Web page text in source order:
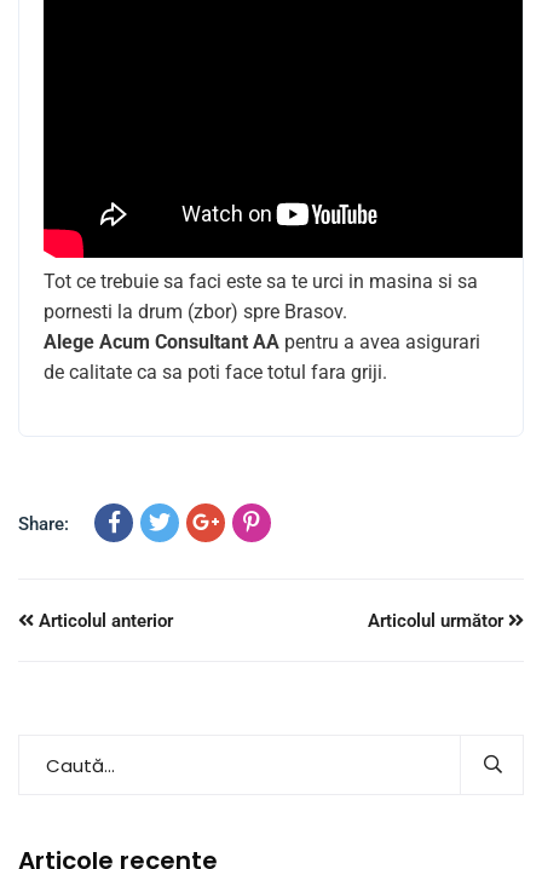
Tot ce trebuie sa faci este sa te urci in masina si sa
pornesti la drum (zbor) spre Brasov.
Alege Acum Consultant AA pentru a avea asigurari
de calitate ca sa poti face totul fara griji.
Share:
Articolul anterior Articolul următor
Articole recente